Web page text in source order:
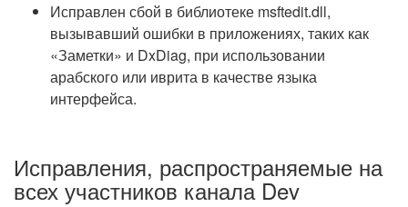
Исправлен сбой в библиотеке msftedit.dll,
вызывавший ошибки в приложениях, таких как
«Заметки» и DxDiag, при использовании
арабского или иврита в качестве языка
интерфейса.
Исправления, распространяемые на
всех участников канала Dev